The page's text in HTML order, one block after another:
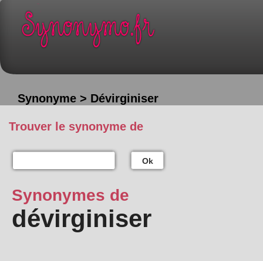
Synonyme > Dévirginiser
Trouver le synonyme de
Ok
Synonymes de
dévirginiser